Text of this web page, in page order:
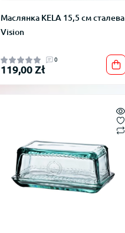
Маслянка KELA 15,5 см сталева
Vision
0
119,00 Zł